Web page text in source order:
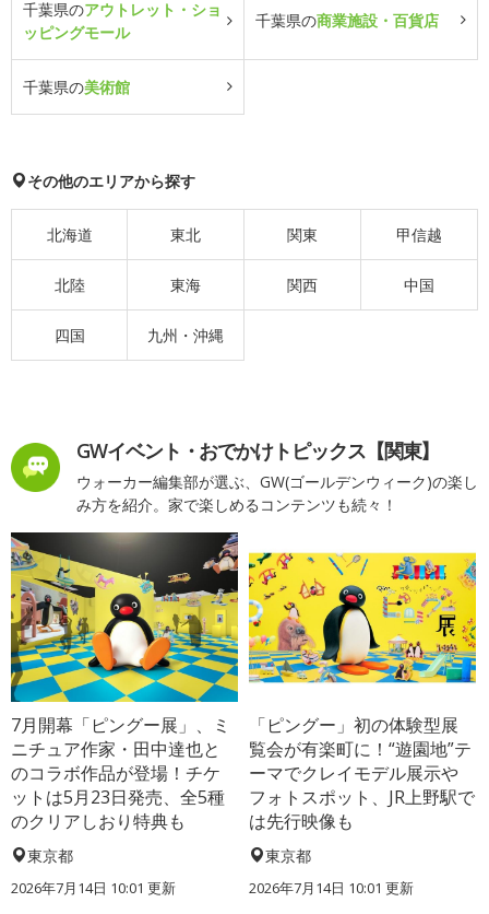
千葉県のアウトレット・ショ
ッピングモール
千葉県の商業施設・百貨店
千葉県の美術館
その他のエリアから探す
北海道 東北 関東 甲信越
北陸 東海 関西 中国
四国 九州・沖縄
GWイベント・おでかけトピックス【関東】
ウォーカー編集部が選ぶ、GW(ゴールデンウィーク)の楽し
み方を紹介。家で楽しめるコンテンツも続々！
7月開幕「ピングー展」、ミ
ニチュア作家・田中達也と
のコラボ作品が登場！チケ
ットは5月23日発売、全5種
のクリアしおり特典も
東京都
2026年7月14日 10:01 更新
「ピングー」初の体験型展
覧会が有楽町に！“遊園地”テ
ーマでクレイモデル展示や
フォトスポット、JR上野駅で
は先行映像も
東京都
2026年7月14日 10:01 更新